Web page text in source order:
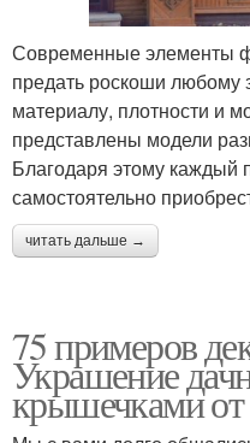
Современные элементы
предать роскоши любому
материалу, плотности и
представлены модели
Благодаря этому каждый
самостоятельно
читать дальше →
75 примеров
Украшение
крышечками